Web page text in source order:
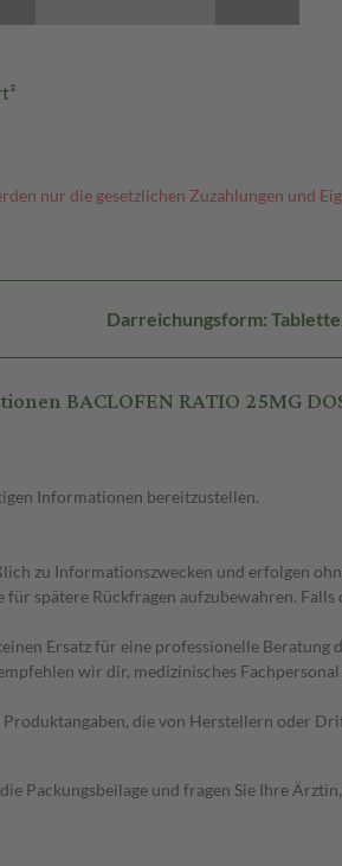
nur die gesetzlichen Zuzahlungen und
Darreichungsform:
BACLOFEN RATIO 25MG
Informationen bereitzustellen.
zu Informationszwecken und erfolgen
spätere Rückfragen aufzubewahren.
Ersatz für eine professionelle
wir dir, medizinisches
die von Herstellern oder
Packungsbeilage und fragen Sie Ihre